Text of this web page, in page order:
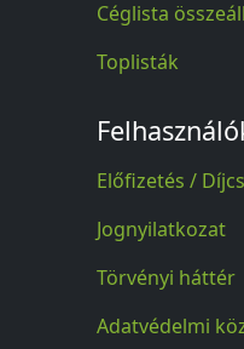
Céglista
Toplisták
Előfizetés /
Jognyilatkozat
Törvényi háttér
Adatvédelmi